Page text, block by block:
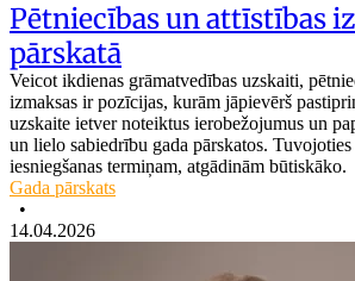
Pētniecības un attīstības
pārskatā
Veicot ikdienas grāmatvedības uzskaiti,
izmaksas ir pozīcijas, kurām jāpievērš
uzskaite ietver noteiktus ierobežojumus un
un lielo sabiedrību gada pārskatos. Tuvojoties
iesniegšanas termiņam, atgādinām būtiskāko.
Gada pārskats
•
14.04.2026